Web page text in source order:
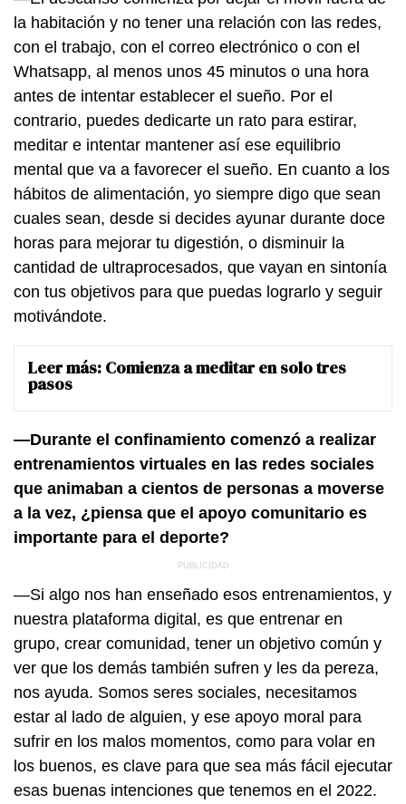
la habitación y no tener una relación con las redes,
con el trabajo, con el correo electrónico o con el
Whatsapp, al menos unos 45 minutos o una hora
antes de intentar establecer el sueño. Por el
contrario, puedes dedicarte un rato para estirar,
meditar e intentar mantener así ese equilibrio
mental que va a favorecer el sueño. En cuanto a los
hábitos de alimentación, yo siempre digo que sean
cuales sean, desde si decides ayunar durante doce
horas para mejorar tu digestión, o disminuir la
cantidad de ultraprocesados, que vayan en sintonía
con tus objetivos para que puedas lograrlo y seguir
motivándote.
Leer más: Comienza a meditar en solo tres
pasos
—Durante el confinamiento comenzó a realizar
entrenamientos virtuales en las redes sociales
que animaban a cientos de personas a moverse
a la vez, ¿piensa que el apoyo comunitario es
importante para el deporte?
—Si algo nos han enseñado esos entrenamientos, y
nuestra plataforma digital, es que entrenar en
grupo, crear comunidad, tener un objetivo común y
ver que los demás también sufren y les da pereza,
nos ayuda. Somos seres sociales, necesitamos
estar al lado de alguien, y ese apoyo moral para
sufrir en los malos momentos, como para volar en
los buenos, es clave para que sea más fácil ejecutar
esas buenas intenciones que tenemos en el 2022.